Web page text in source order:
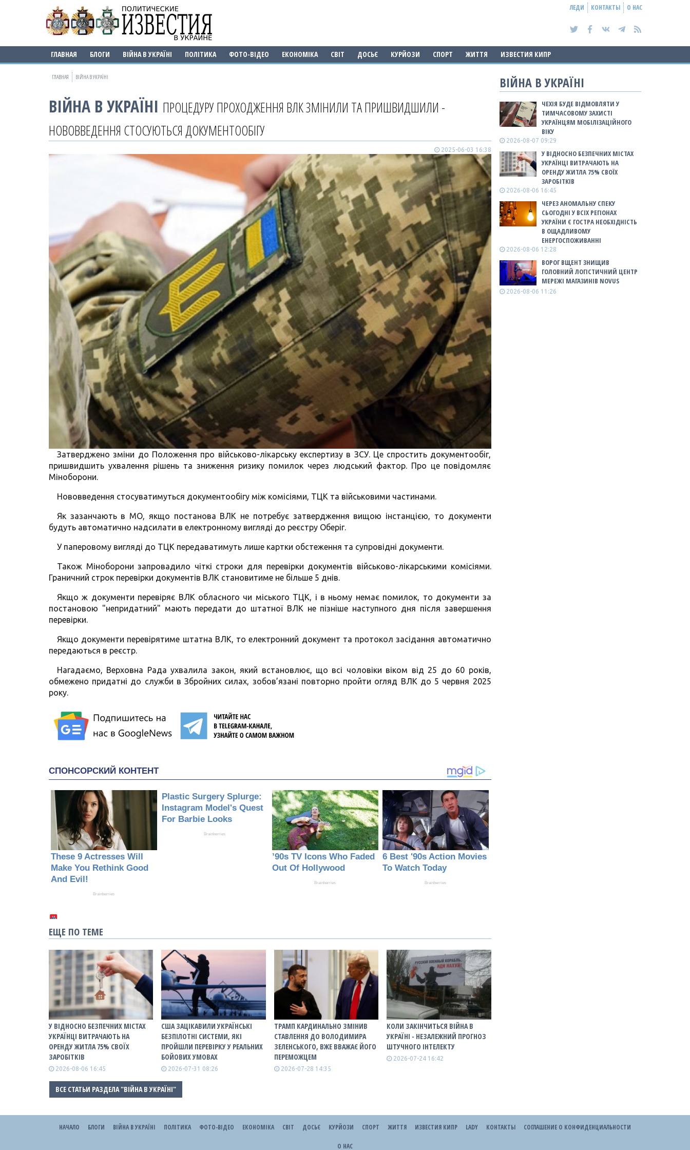
ЛЕДИ КОНТАКТЫ О НАС
ГЛАВНАЯ БЛОГИ ВІЙНА В УКРАЇНІ ПОЛІТИКА ФОТО-ВІДЕО ЕКОНОМІКА СВІТ ДОСЬЄ КУРЙОЗИ СПОРТ ЖИТТЯ ИЗВЕСТИЯ КИПР
ГЛАВНАЯ ВІЙНА В УКРАЇНІ
ВІЙНА В УКРАЇНІ ПРОЦЕДУРУ ПРОХОДЖЕННЯ ВЛК ЗМІНИЛИ ТА ПРИШВИДШИЛИ -
НОВОВВЕДЕННЯ СТОСУЮТЬСЯ ДОКУМЕНТООБІГУ
2025-06-03 16:38
Затверджено зміни до Положення про військово-лікарську експертизу в ЗСУ. Це спростить документообіг,
пришвидшить ухвалення рішень та зниження ризику помилок через людський фактор. Про це повідомляє
Міноборони.
Нововведення стосуватимуться документообігу між комісіями, ТЦК та військовими частинами.
Як зазанчають в МО, якщо постанова ВЛК не потребує затвердження вищою інстанцією, то документи
будуть автоматично надсилати в електронному вигляді до реєстру Оберіг.
У паперовому вигляді до ТЦК передаватимуть лише картки обстеження та супровідні документи.
Також Міноборони запровадило чіткі строки для перевірки документів військово-лікарськими комісіями.
Граничний строк перевірки документів ВЛК становитиме не більше 5 днів.
Якщо ж документи перевіряє ВЛК обласного чи міського ТЦК, і в ньому немає помилок, то документи за
постановою "непридатний" мають передати до штатної ВЛК не пізніше наступного дня після завершення
перевірки.
Якщо документи перевірятиме штатна ВЛК, то електронний документ та протокол засідання автоматично
передаються в реєстр.
Нагадаємо, Верховна Рада ухвалила закон, який встановлює, що всі чоловіки віком від 25 до 60 років,
обмежено придатні до служби в Збройних силах, зобов’язані повторно пройти огляд ВЛК до 5 червня 2025
року.
ЕЩЕ ПО ТЕМЕ
У ВІДНОСНО БЕЗПЕЧНИХ МІСТАХ
УКРАЇНЦІ ВИТРАЧАЮТЬ НА
ОРЕНДУ ЖИТЛА 75% СВОЇХ
ЗАРОБІТКІВ
2026-08-06 16:45
США ЗАЦІКАВИЛИ УКРАЇНСЬКІ
БЕЗПІЛОТНІ СИСТЕМИ, ЯКІ
ПРОЙШЛИ ПЕРЕВІРКУ У РЕАЛЬНИХ
БОЙОВИХ УМОВАХ
2026-07-31 08:26
ТРАМП КАРДИНАЛЬНО ЗМІНИВ
СТАВЛЕННЯ ДО ВОЛОДИМИРА
ЗЕЛЕНСЬКОГО, ВЖЕ ВВАЖАЄ ЙОГО
ПЕРЕМОЖЦЕМ
2026-07-28 14:35
КОЛИ ЗАКІНЧИТЬСЯ ВІЙНА В
УКРАЇНІ - НЕЗАЛЕЖНИЙ ПРОГНОЗ
ШТУЧНОГО ІНТЕЛЕКТУ
2026-07-24 16:42
ВСЕ СТАТЬИ РАЗДЕЛА "ВІЙНА В УКРАЇНІ"
ВІЙНА В УКРАЇНІ
ЧЕХІЯ БУДЕ ВІДМОВЛЯТИ У
ТИМЧАСОВОМУ ЗАХИСТІ
УКРАЇНЦЯМ МОБІЛІЗАЦІЙНОГО
ВІКУ
2026-08-07 09:29
У ВІДНОСНО БЕЗПЕЧНИХ МІСТАХ
УКРАЇНЦІ ВИТРАЧАЮТЬ НА
ОРЕНДУ ЖИТЛА 75% СВОЇХ
ЗАРОБІТКІВ
2026-08-06 16:45
ЧЕРЕЗ АНОМАЛЬНУ СПЕКУ
СЬОГОДНІ У ВСІХ РЕГІОНАХ
УКРАЇНИ Є ГОСТРА НЕОБХІДНІСТЬ
В ОЩАДЛИВОМУ
ЕНЕРГОСПОЖИВАННІ
2026-08-06 12:28
ВОРОГ ВЩЕНТ ЗНИЩИВ
ГОЛОВНИЙ ЛОГІСТИЧНИЙ ЦЕНТР
МЕРЕЖІ МАГАЗИНІВ NOVUS
2026-08-06 11:26
НАЧАЛО БЛОГИ ВІЙНА В УКРАЇНІ ПОЛІТИКА ФОТО-ВІДЕО ЕКОНОМІКА СВІТ ДОСЬЄ КУРЙОЗИ СПОРТ ЖИТТЯ ИЗВЕСТИЯ КИПР LADY КОНТАКТЫ СОГЛАШЕНИЕ О КОНФИДЕНЦИАЛЬНОСТИ
О НАС